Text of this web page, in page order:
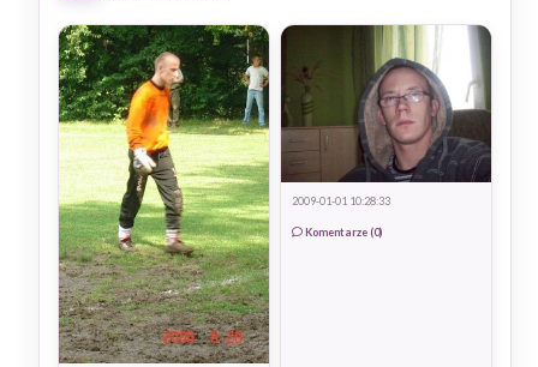
2009-01-01 10:28:33
Komentarze (0)